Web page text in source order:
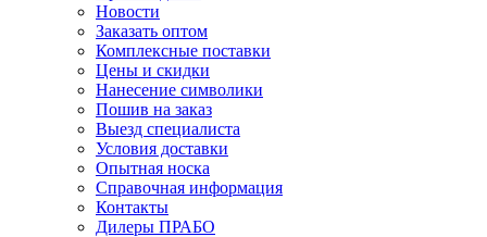
Новости
Заказать оптом
Комплексные поставки
Цены и скидки
Нанесение символики
Пошив на заказ
Выезд специалиста
Условия доставки
Опытная носка
Справочная информация
Контакты
Дилеры ПРАБО